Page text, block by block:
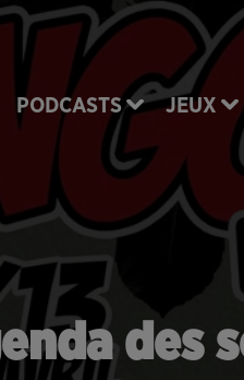
PODCASTS JEUX
des